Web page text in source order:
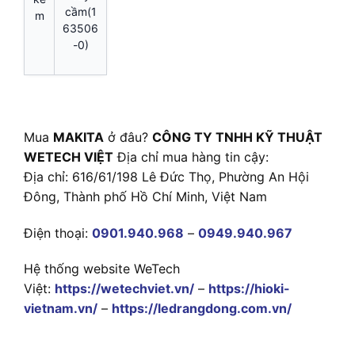
m
cầm(1
63506
-0)
Mua MAKITA ở đâu? CÔNG TY TNHH KỸ THUẬT
WETECH VIỆT Địa chỉ mua hàng tin cậy:
Địa chỉ: 616/61/198 Lê Đức Thọ, Phường An Hội
Đông, Thành phố Hồ Chí Minh, Việt Nam
Điện thoại: 0901.940.968 – 0949.940.967
Hệ thống website WeTech
Việt: https://wetechviet.vn/ – https://hioki-
vietnam.vn/ – https://ledrangdong.com.vn/